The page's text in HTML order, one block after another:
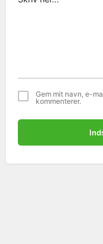
Gem mit navn, e-
kommenterer.